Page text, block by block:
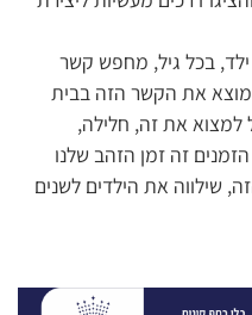
בכל גיל, מחפש קשר
מוצא את הקשר הזה בבית
למצוא את זה, חלילה,
זה זמן הזהב שלנו
שילווה את הילדים לשנים